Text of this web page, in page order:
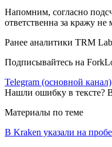
Напомним, согласно
ответственна за кражу
Ранее аналитики TRM
Подписывайтесь на
Telegram (основной канал)
Нашли ошибку в тексте?
Материалы по теме
В Kraken указали на